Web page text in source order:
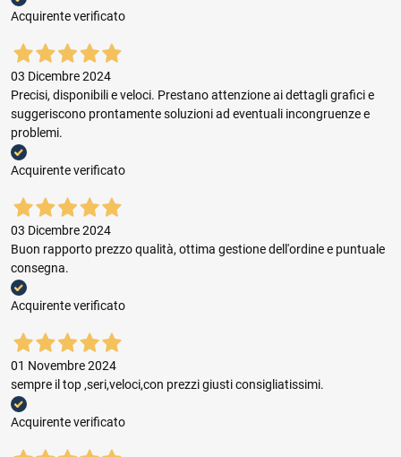
Acquirente verificato
03 Dicembre 2024
Precisi, disponibili e veloci. Prestano attenzione ai dettagli grafici e
suggeriscono prontamente soluzioni ad eventuali incongruenze e
problemi.
Acquirente verificato
03 Dicembre 2024
Buon rapporto prezzo qualità, ottima gestione dell'ordine e puntuale
consegna.
Acquirente verificato
01 Novembre 2024
sempre il top ,seri,veloci,con prezzi giusti consigliatissimi.
Acquirente verificato